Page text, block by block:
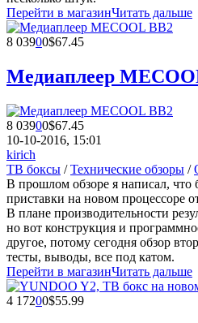
Перейти в магазинЧитать дальше
8 03900$67.45
Медиаплеер
8 03900$67.45
10-10-2016, 15:01
kirich
ТВ боксы /Технические обзоры /
В прошлом обзоре я написал, что
приставки на новом процессоре
В плане производительности
но вот конструкция и
другое, потому сегодня обзор
тесты, выводы, все под катом.
Перейти в магазинЧитать дальше
4 17200$55.99